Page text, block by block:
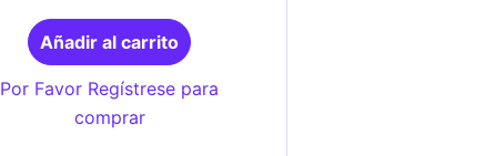
Añadir al carrito
Por Favor Regístrese para
comprar